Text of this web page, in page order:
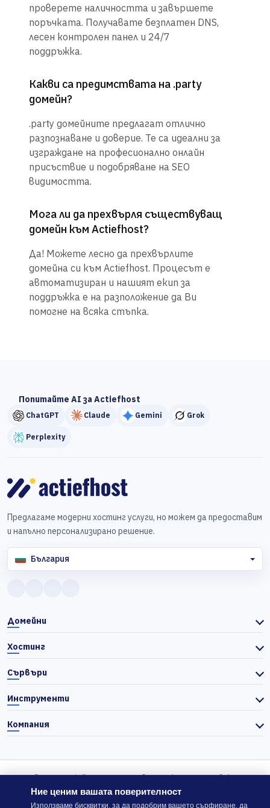
проверете наличността и завършете
поръчката. Получавате безплатен DNS,
лесен контролен панел и 24/7
поддръжка.
Какви са предимствата на .party
домейн?
.party домейните предлагат отлично
разпознаване и доверие. Те са идеални за
изграждане на професионално онлайн
присъствие и подобряване на SEO
видимостта.
Мога ли да прехвърля съществуващ
домейн към Actiefhost?
Да! Можете лесно да прехвърлите
домейна си към Actiefhost. Процесът е
автоматизиран и нашият екип за
поддръжка е на разположение да Ви
помогне на всяка стъпка.
Попитайте AI за Actiefhost
ChatGPT Claude Gemini Grok
Perplexity
Предлагаме модерни хостинг услуги, но можем да предоставим
и напълно персонализирано решение.
България
Домейни
Хостинг
Сървъри
Инструменти
Компания
© 2026 Actiefhost. Съгласно българското търговско
законодателство цените в сайта се показват без ДДС, а ДДС се
изчислява отделно при завършване на поръчката, когато е
Ние ценим вашата поверителност
Използваме бисквитки, за да подобрим вашето сърфиране, да